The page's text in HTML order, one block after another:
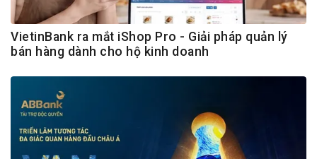
VietinBank ra mắt iShop Pro - Giải pháp quản lý
bán hàng dành cho hộ kinh doanh